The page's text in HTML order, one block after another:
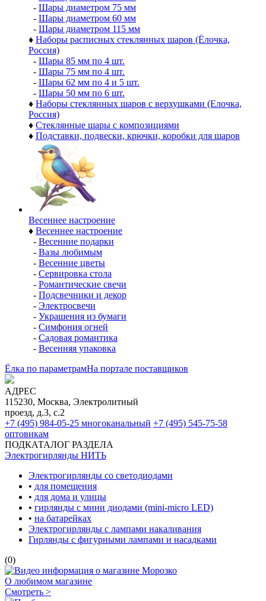
- Шары диаметром 75 мм
- Шары диаметром 60 мм
- Шары диаметром 115 мм
♦ Наборы расписных стеклянных шаров (Ёлочка,
Россия)
- Шары 85 мм по 4 шт.
- Шары 75 мм по 4 шт.
- Шары 62 мм по 4 и 5 шт.
- Шары 50 мм по 6 шт.
♦ Наборы стеклянных шаров с верхушками (Елочка,
Россия)
♦ Стеклянные шары с композициями
♦ Подставки, подвески, крючки, коробки для шаров
Весеннее настроение
♦ Весеннее настроение
- Весенние подарки
- Вазы любимым
- Весенние цветы
- Сервировка стола
- Романтические свечи
- Подсвечники и декор
- Электросвечи
- Украшения из бумаги
- Симфония огней
- Садовая романтика
- Весенняя упаковка
Ёлка по параметрамНа портале поставщиков
АДРЕС
115230, Москва, Электролитный
проезд, д.3, с.2
+7 (495) 984-05-25 многоканальный +7 (495) 545-75-58
оптовикам
ПОДКАТАЛОГ РАЗДЕЛА
Электрогирлянды НИТЬ
Электрогирлянды со светодиодами
• для помещения
• для дома и улицы
• гирлянды с мини диодами (mini-micro LED)
• на батарейках
Электрогирлянды с лампами накаливания
Гирлянды с фигурными лампами и насадками
(0)
О любимом магазине
Смотреть >